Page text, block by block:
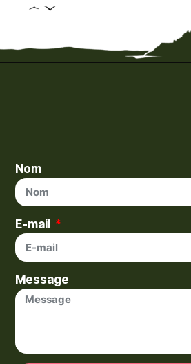
Nom
E-mail
Message